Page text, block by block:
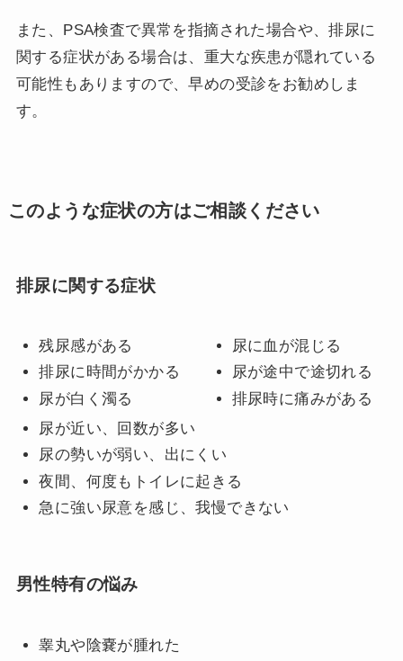
また、PSA検査で異常を指摘された場合や、排尿に
関する症状がある場合は、重大な疾患が隠れている
可能性もありますので、早めの受診をお勧めしま
す。
このような症状の方はご相談ください
排尿に関する症状
残尿感がある
排尿に時間がかかる
尿が白く濁る
尿に血が混じる
尿が途中で途切れる
排尿時に痛みがある
尿が近い、回数が多い
尿の勢いが弱い、出にくい
夜間、何度もトイレに起きる
急に強い尿意を感じ、我慢できない
男性特有の悩み
睾丸や陰嚢が腫れた